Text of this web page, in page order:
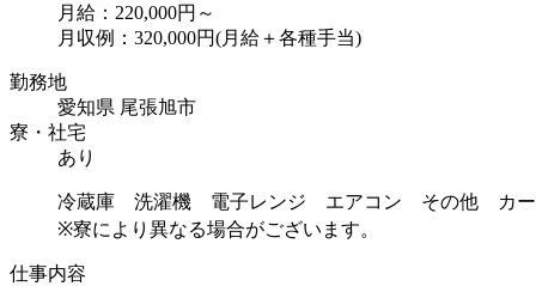
月給：220,000円～
月収例：320,000円(月給＋各種手当)
勤務地
愛知県 尾張旭市
寮・社宅
あり
冷蔵庫 洗濯機 電子レンジ エアコン その他 カー
※寮により異なる場合がございます。
仕事内容